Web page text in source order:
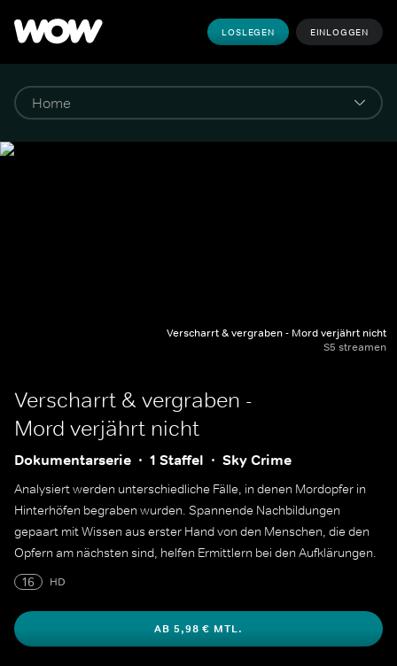
LOSLEGEN EINLOGGEN
Verscharrt & vergraben - Mord verjährt nicht
S5 streamen
Verscharrt & vergraben -
Mord verjährt nicht
Dokumentarserie 1 Staffel Sky Crime
Analysiert werden unterschiedliche Fälle, in denen Mordopfer in
Hinterhöfen begraben wurden. Spannende Nachbildungen
gepaart mit Wissen aus erster Hand von den Menschen, die den
Opfern am nächsten sind, helfen Ermittlern bei den Aufklärungen.
16
HD
AB 5,98 € MTL.